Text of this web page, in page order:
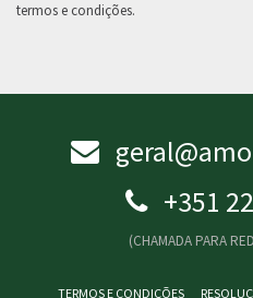
termos e condições.
+351
(CHAMADA PARA
TERMOS E CONDIÇÕES